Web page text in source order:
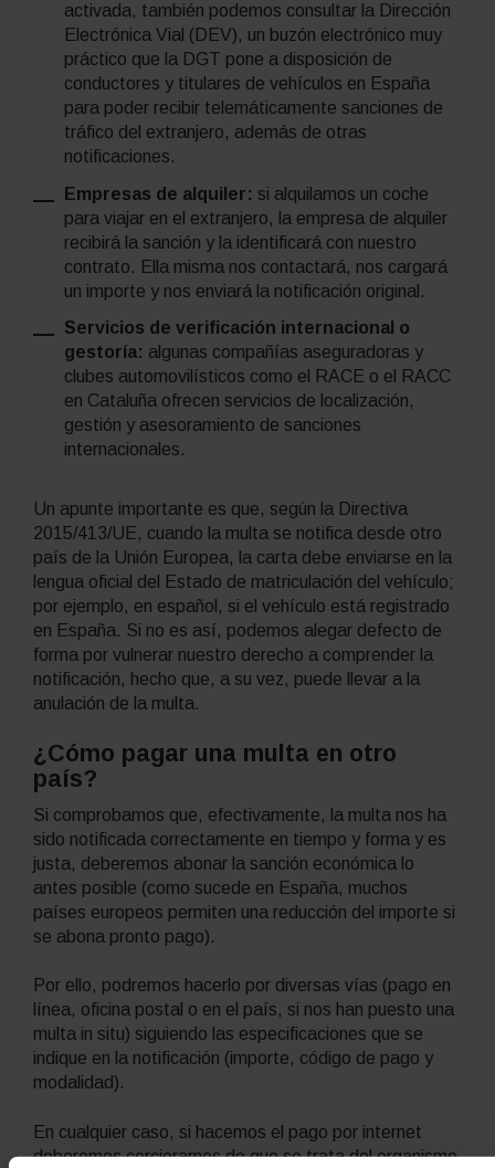
activada, también podemos consultar la Dirección
Electrónica Vial (DEV), un buzón electrónico muy
práctico que la DGT pone a disposición de
conductores y titulares de vehículos en España
para poder recibir telemáticamente sanciones de
tráfico del extranjero, además de otras
notificaciones.
Empresas de alquiler: si alquilamos un coche
para viajar en el extranjero, la empresa de alquiler
recibirá la sanción y la identificará con nuestro
contrato. Ella misma nos contactará, nos cargará
un importe y nos enviará la notificación original.
Servicios de verificación internacional o
gestoría: algunas compañías aseguradoras y
clubes automovilísticos como el RACE o el RACC
en Cataluña ofrecen servicios de localización,
gestión y asesoramiento de sanciones
internacionales.
Un apunte importante es que, según la Directiva
2015/413/UE, cuando la multa se notifica desde otro
país de la Unión Europea, la carta debe enviarse en la
lengua oficial del Estado de matriculación del vehículo;
por ejemplo, en español, si el vehículo está registrado
en España. Si no es así, podemos alegar defecto de
forma por vulnerar nuestro derecho a comprender la
notificación, hecho que, a su vez, puede llevar a la
anulación de la multa.
¿Cómo pagar una multa en otro
país?
Si comprobamos que, efectivamente, la multa nos ha
sido notificada correctamente en tiempo y forma y es
justa, deberemos abonar la sanción económica lo
antes posible (como sucede en España, muchos
países europeos permiten una reducción del importe si
se abona pronto pago).
Por ello, podremos hacerlo por diversas vías (pago en
línea, oficina postal o en el país, si nos han puesto una
multa in situ) siguiendo las especificaciones que se
indique en la notificación (importe, código de pago y
modalidad).
En cualquier caso, si hacemos el pago por internet
deberemos cerciorarnos de que se trata del organismo